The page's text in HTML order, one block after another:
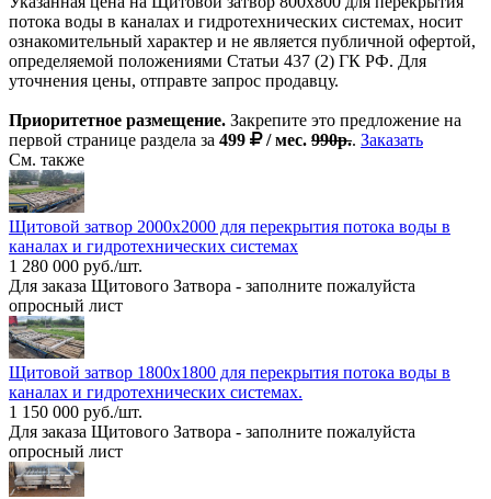
потока воды в каналах и гидротехнических системах, носит
ознакомительный характер и не является публичной офертой,
определяемой положениями Статьи 437 (2) ГК РФ. Для
уточнения цены, отправте запрос продавцу.
Приоритетное размещение. Закрепите это предложение на
первой странице раздела за 499 / мес. 990р.. Заказать
См. также
Щитовой затвор 2000х2000 для перекрытия потока воды в
каналах и гидротехнических системах
1 280 000 руб./шт.
Для заказа Щитового Затвора - заполните пожалуйста
опросный лист
Щитовой затвор 1800х1800 для перекрытия потока воды в
каналах и гидротехнических системах.
1 150 000 руб./шт.
Для заказа Щитового Затвора - заполните пожалуйста
опросный лист